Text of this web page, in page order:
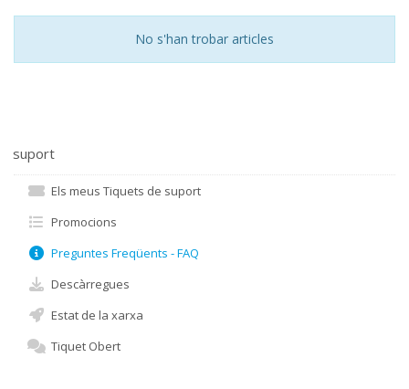
No s'han trobar articles
suport
Els meus Tiquets de suport
Promocions
Preguntes Freqüents - FAQ
Descàrregues
Estat de la xarxa
Tiquet Obert